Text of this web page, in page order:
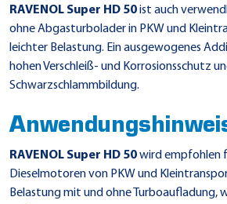
RAVENOL Super HD 50ist auch
ohne Abgasturbolader in PKW und
leichter Belastung. Ein ausgewogenes
hohen Verschleiß- und Korrosionsschutz
Schwarzschlammbildung.
RAVENOL Super HD 50wird empfohlen
Dieselmotoren von PKW und
Belastung mit und ohne Turboaufladung,